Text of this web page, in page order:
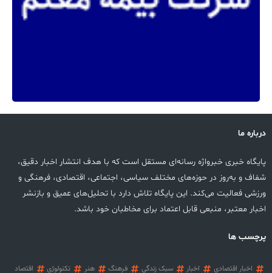
درباره ما
پایگاه خبری خبرواژه رسانه‌ای مستقل است که با هدف انتشار اخبار دقیق،
شفاف و به‌روز در حوزه‌های مختلف سیاسی، اجتماعی، اقتصادی، فرهنگی و
ورزشی فعالیت می‌کند. این پایگاه تلاش دارد با تحلیل‌های عمیق و بازنشر
اخبار معتبر، منبعی قابل اعتماد برای مخاطبان خود باشد.
پرچسب ها
اخبار اقتصادی اخبار سبک زندگی فرهنگ هنر تکنولوژی اقتصاد